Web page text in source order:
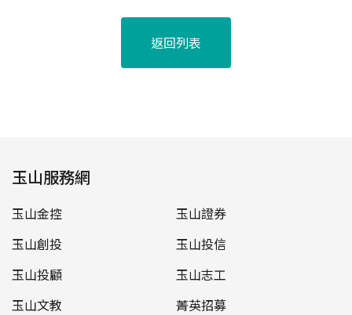
返回列表
玉山服務網
玉山金控
玉山證券
玉山創投
玉山投信
玉山投顧
玉山志工
玉山文教
菁英招募